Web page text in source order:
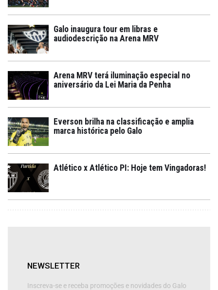
Galo inaugura tour em libras e
audiodescrição na Arena MRV
Arena MRV terá iluminação especial no
aniversário da Lei Maria da Penha
Everson brilha na classificação e amplia
marca histórica pelo Galo
Atlético x Atlético PI: Hoje tem Vingadoras!
NEWSLETTER
Inscreva-se e receba promoções e novidades do Galo